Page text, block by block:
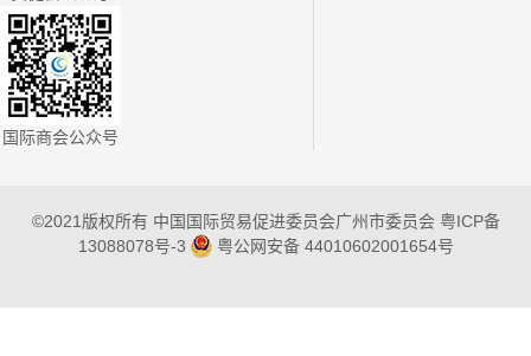
国际商会公众号
©2021版权所有 中国国际贸易促进委员会广州市委员会 粤ICP备
13088078号-3
粤公网安备 44010602001654号